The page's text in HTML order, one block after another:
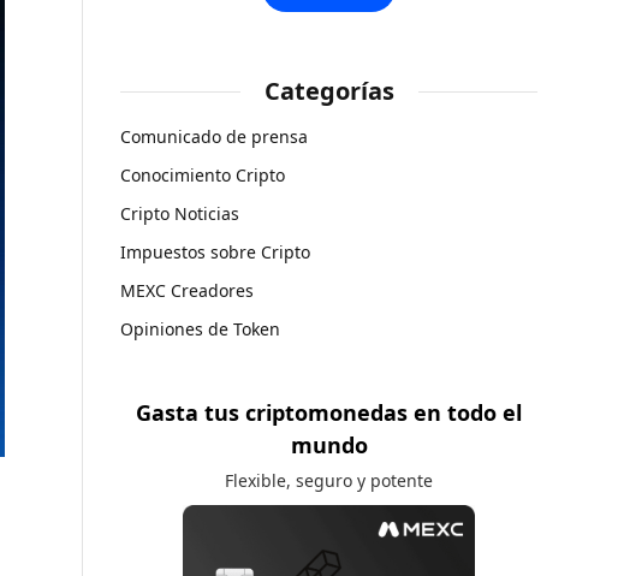
Categorías
Comunicado de prensa
Conocimiento Cripto
Cripto Noticias
Impuestos sobre Cripto
MEXC Creadores
Opiniones de Token
Gasta tus criptomonedas en todo el
mundo
Flexible, seguro y potente